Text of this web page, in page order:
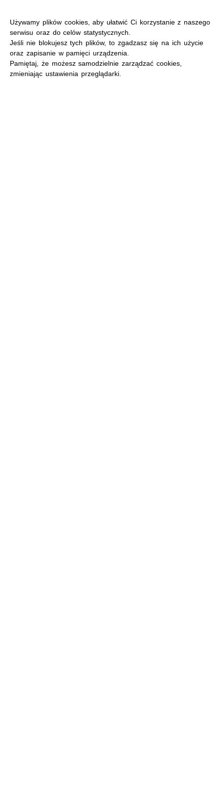
Używamy plików cookies, aby ułatwić Ci korzystanie z naszego
serwisu oraz do celów statystycznych.
Jeśli nie blokujesz tych plików, to zgadzasz się na ich użycie
oraz zapisanie w pamięci urządzenia.
Pamiętaj, że możesz samodzielnie zarządzać cookies,
zmieniając ustawienia przeglądarki.
MENU